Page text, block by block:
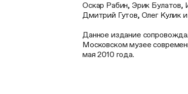
Оскар Рабин, Эрик Булатов,
Дмитрий Гутов, Олег Кулик
Данное издание
Московском музее
мая 2010 года.